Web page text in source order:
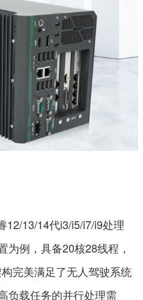
13/14代i3/i5/i7/i9处理
为例，具备20核28线程，
完美满足了无人驾驶系统
负载任务的并行处理需